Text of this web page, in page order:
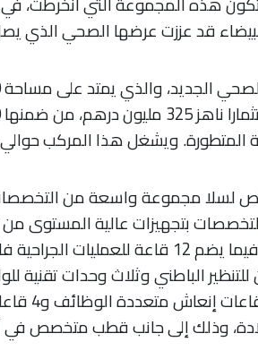
قد عززت عرضها الصحي الذي يصل الآن
ويشغل هذا المركب حوالي 300
مجموعة واسعة من التخصصات
بتجهيزات عالية المستوى من
علاج جميع أنواع الأمراض, فيما يضم 12
للتنظير الباطني وثلاث وحدات تقنية
وذلك إلى جانب قطب متخصص في